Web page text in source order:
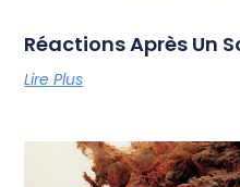
Réactions Après Un
Lire Plus